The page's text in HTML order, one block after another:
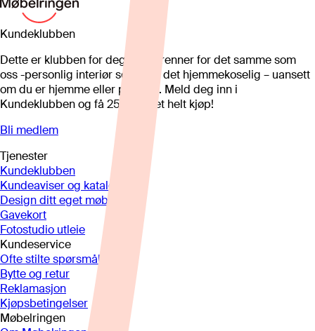
Kundeklubben
Dette er klubben for deg som brenner for det samme som
oss -personlig interiør som gjør det hjemmekoselig – uansett
om du er hjemme eller på hytta. Meld deg inn i
Kundeklubben og få 25%* på et helt kjøp!
Bli medlem
Tjenester
Kundeklubben
Kundeaviser og kataloger
Design ditt eget møbel
Gavekort
Fotostudio utleie
Kundeservice
Ofte stilte spørsmål
Bytte og retur
Reklamasjon
Kjøpsbetingelser
Møbelringen